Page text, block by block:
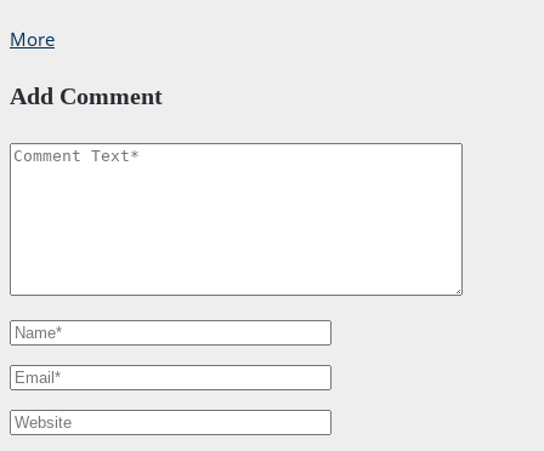
More
Add Comment